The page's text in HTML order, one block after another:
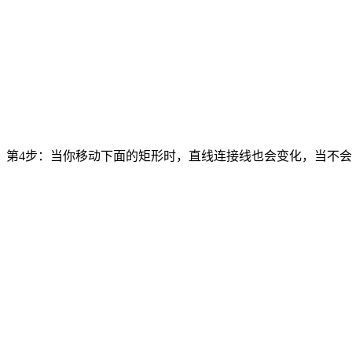
第4步：当你移动下面的矩形时，直线连接线也会变化，当不